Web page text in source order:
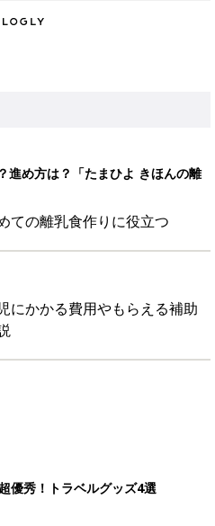
進め方は？「たまひよ きほんの離
ての離乳食作りに役立つ
にかかる費用やもらえる補助
優秀！トラベルグッズ4選